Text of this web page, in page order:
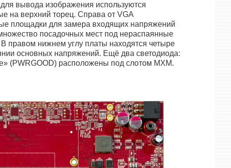
вывода изображения используются
на верхний торец. Справа от VGA
площадки для замера входящих напряжений
посадочных мест под нераспаянные
правом нижнем углу платы находятся четыре
основных напряжений. Ещё два светодиода:
(PWRGOOD) расположены под слотом MXM.